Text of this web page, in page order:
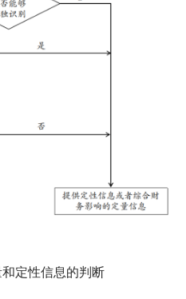
定性信息的判断